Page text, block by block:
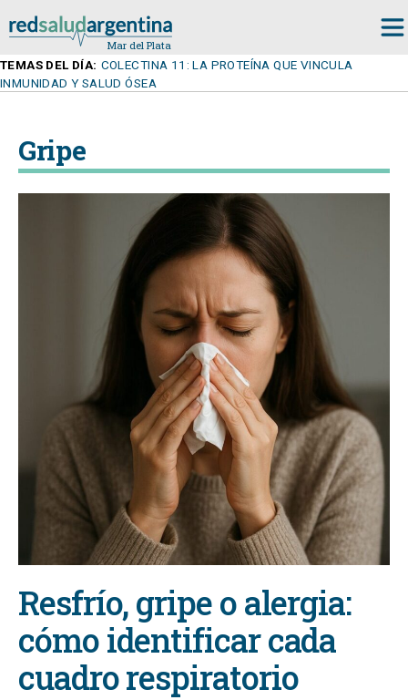
TEMAS DEL DÍA: COLECTINA 11: LA PROTEÍNA QUE VINCULA
INMUNIDAD Y SALUD ÓSEA
Gripe
Resfrío, gripe o alergia:
cómo identificar cada
cuadro respiratorio